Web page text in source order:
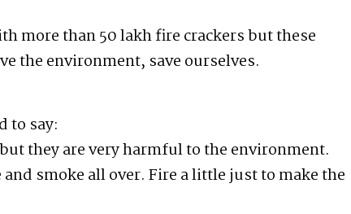
more than 50 lakh fire crackers but these
the environment, save ourselves.
to say:
they are very harmful to the environment.
smoke all over. Fire a little just to make the